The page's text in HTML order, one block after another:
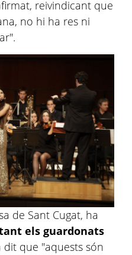
reivindicant que
no hi ha res ni
de Sant Cugat, ha
els guardonats
dit que "aquests són